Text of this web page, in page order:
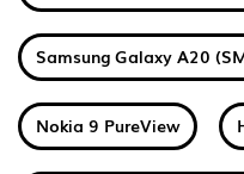
Samsung Galaxy A20
Nokia 9 PureView